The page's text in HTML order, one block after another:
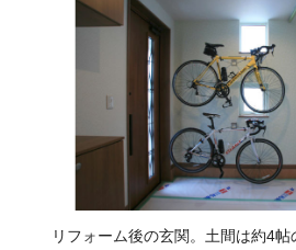
リフォーム後の玄関。土間は約4